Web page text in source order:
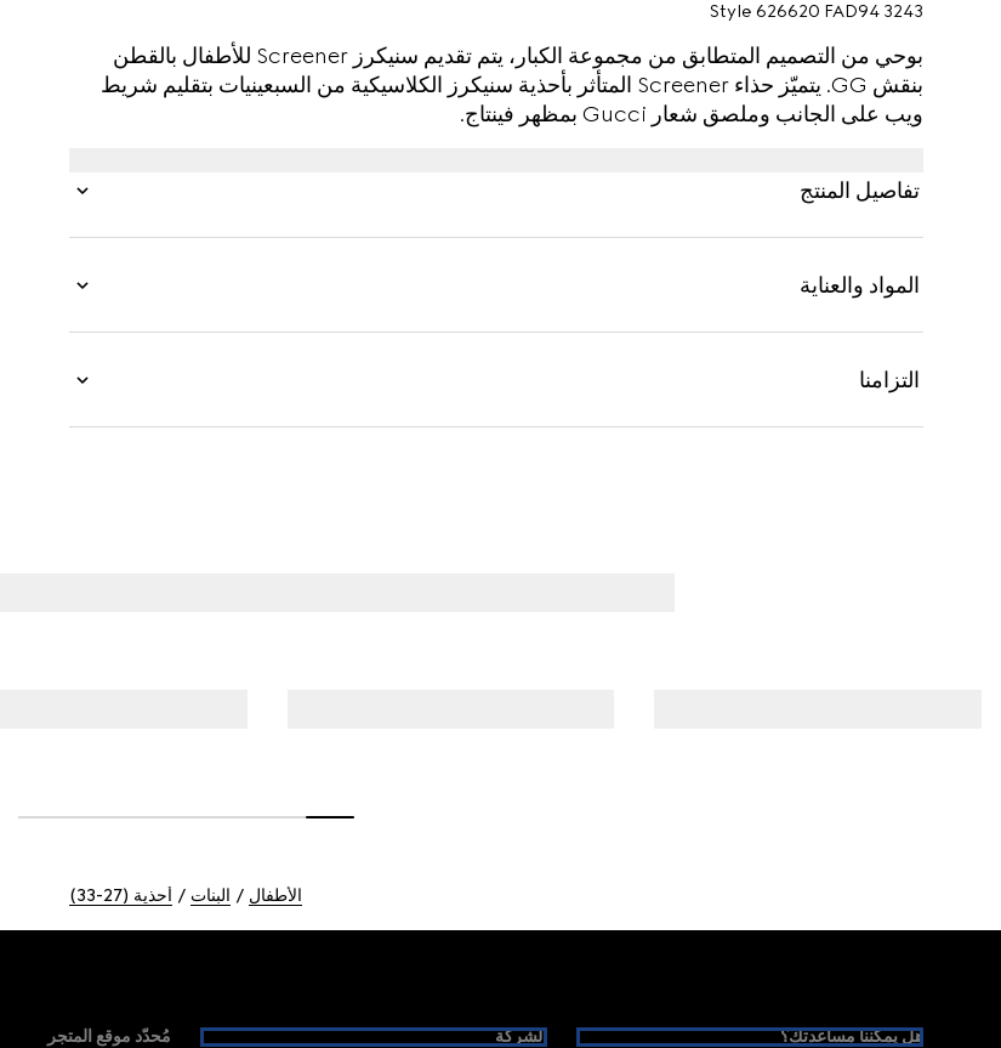
Style ‎626620 FAD94 3243
بوحي من التصميم المتطابق من مجموعة الكبار، يتم تقديم سنيكرز Screener للأطفال بالقطن
بنقش GG. يتميّز حذاء Screener المتأثر بأحذية سنيكرز الكلاسيكية من السبعينيات بتقليم شريط
ويب على الجانب وملصق شعار Gucci بمظهر فينتاج.
تفاصيل المنتج
المواد والعناية
التزامنا
الأطفال البنات أحذية (27-33)
هل يمكننا مساعدتك؟ الشركة مُحدّد موقع المتجر